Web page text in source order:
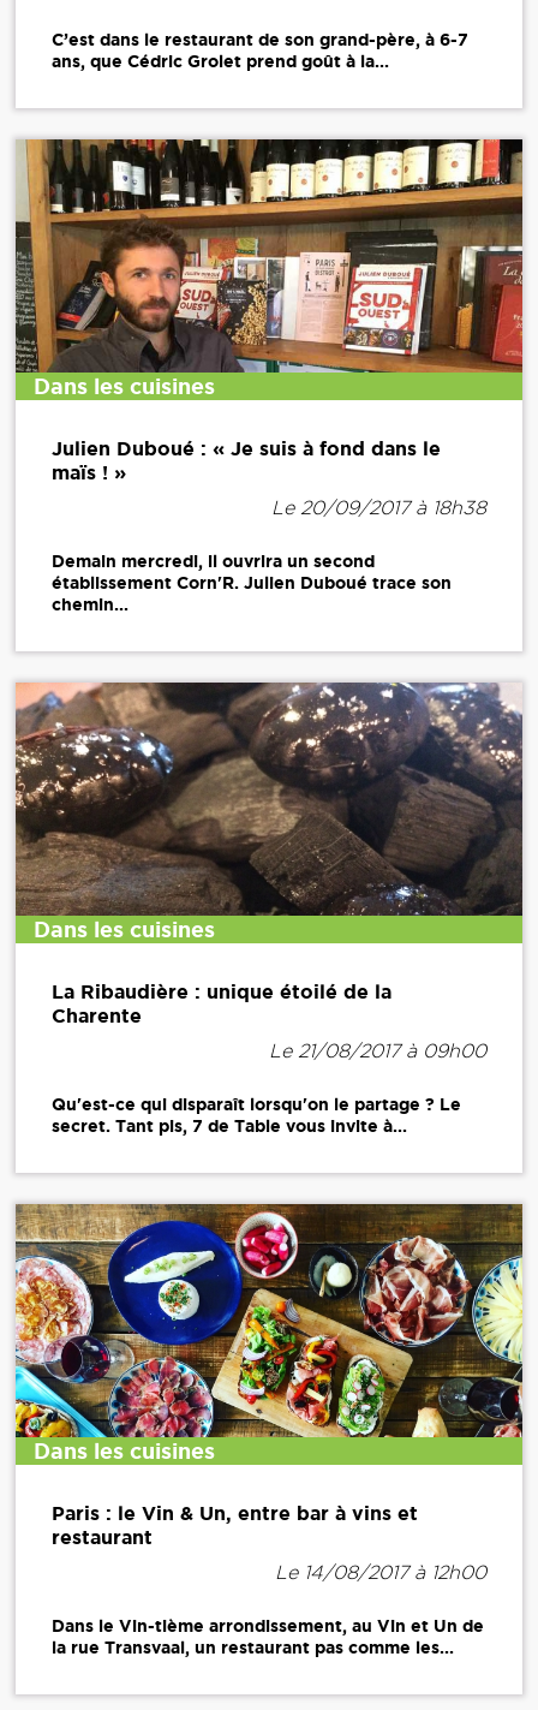
C’est dans le restaurant de son grand-père, à 6-7
ans, que Cédric Grolet prend goût à la...
Dans les cuisines
Julien Duboué : « Je suis à fond dans le
maïs ! »
Le 20/09/2017 à 18h38
Demain mercredi, il ouvrira un second
établissement Corn'R. Julien Duboué trace son
chemin...
Dans les cuisines
La Ribaudière : unique étoilé de la
Charente
Le 21/08/2017 à 09h00
Qu'est-ce qui disparaît lorsqu'on le partage ? Le
secret. Tant pis, 7 de Table vous invite à...
Dans les cuisines
Paris : le Vin & Un, entre bar à vins et
restaurant
Le 14/08/2017 à 12h00
Dans le Vin-tième arrondissement, au Vin et Un de
la rue Transvaal, un restaurant pas comme les...